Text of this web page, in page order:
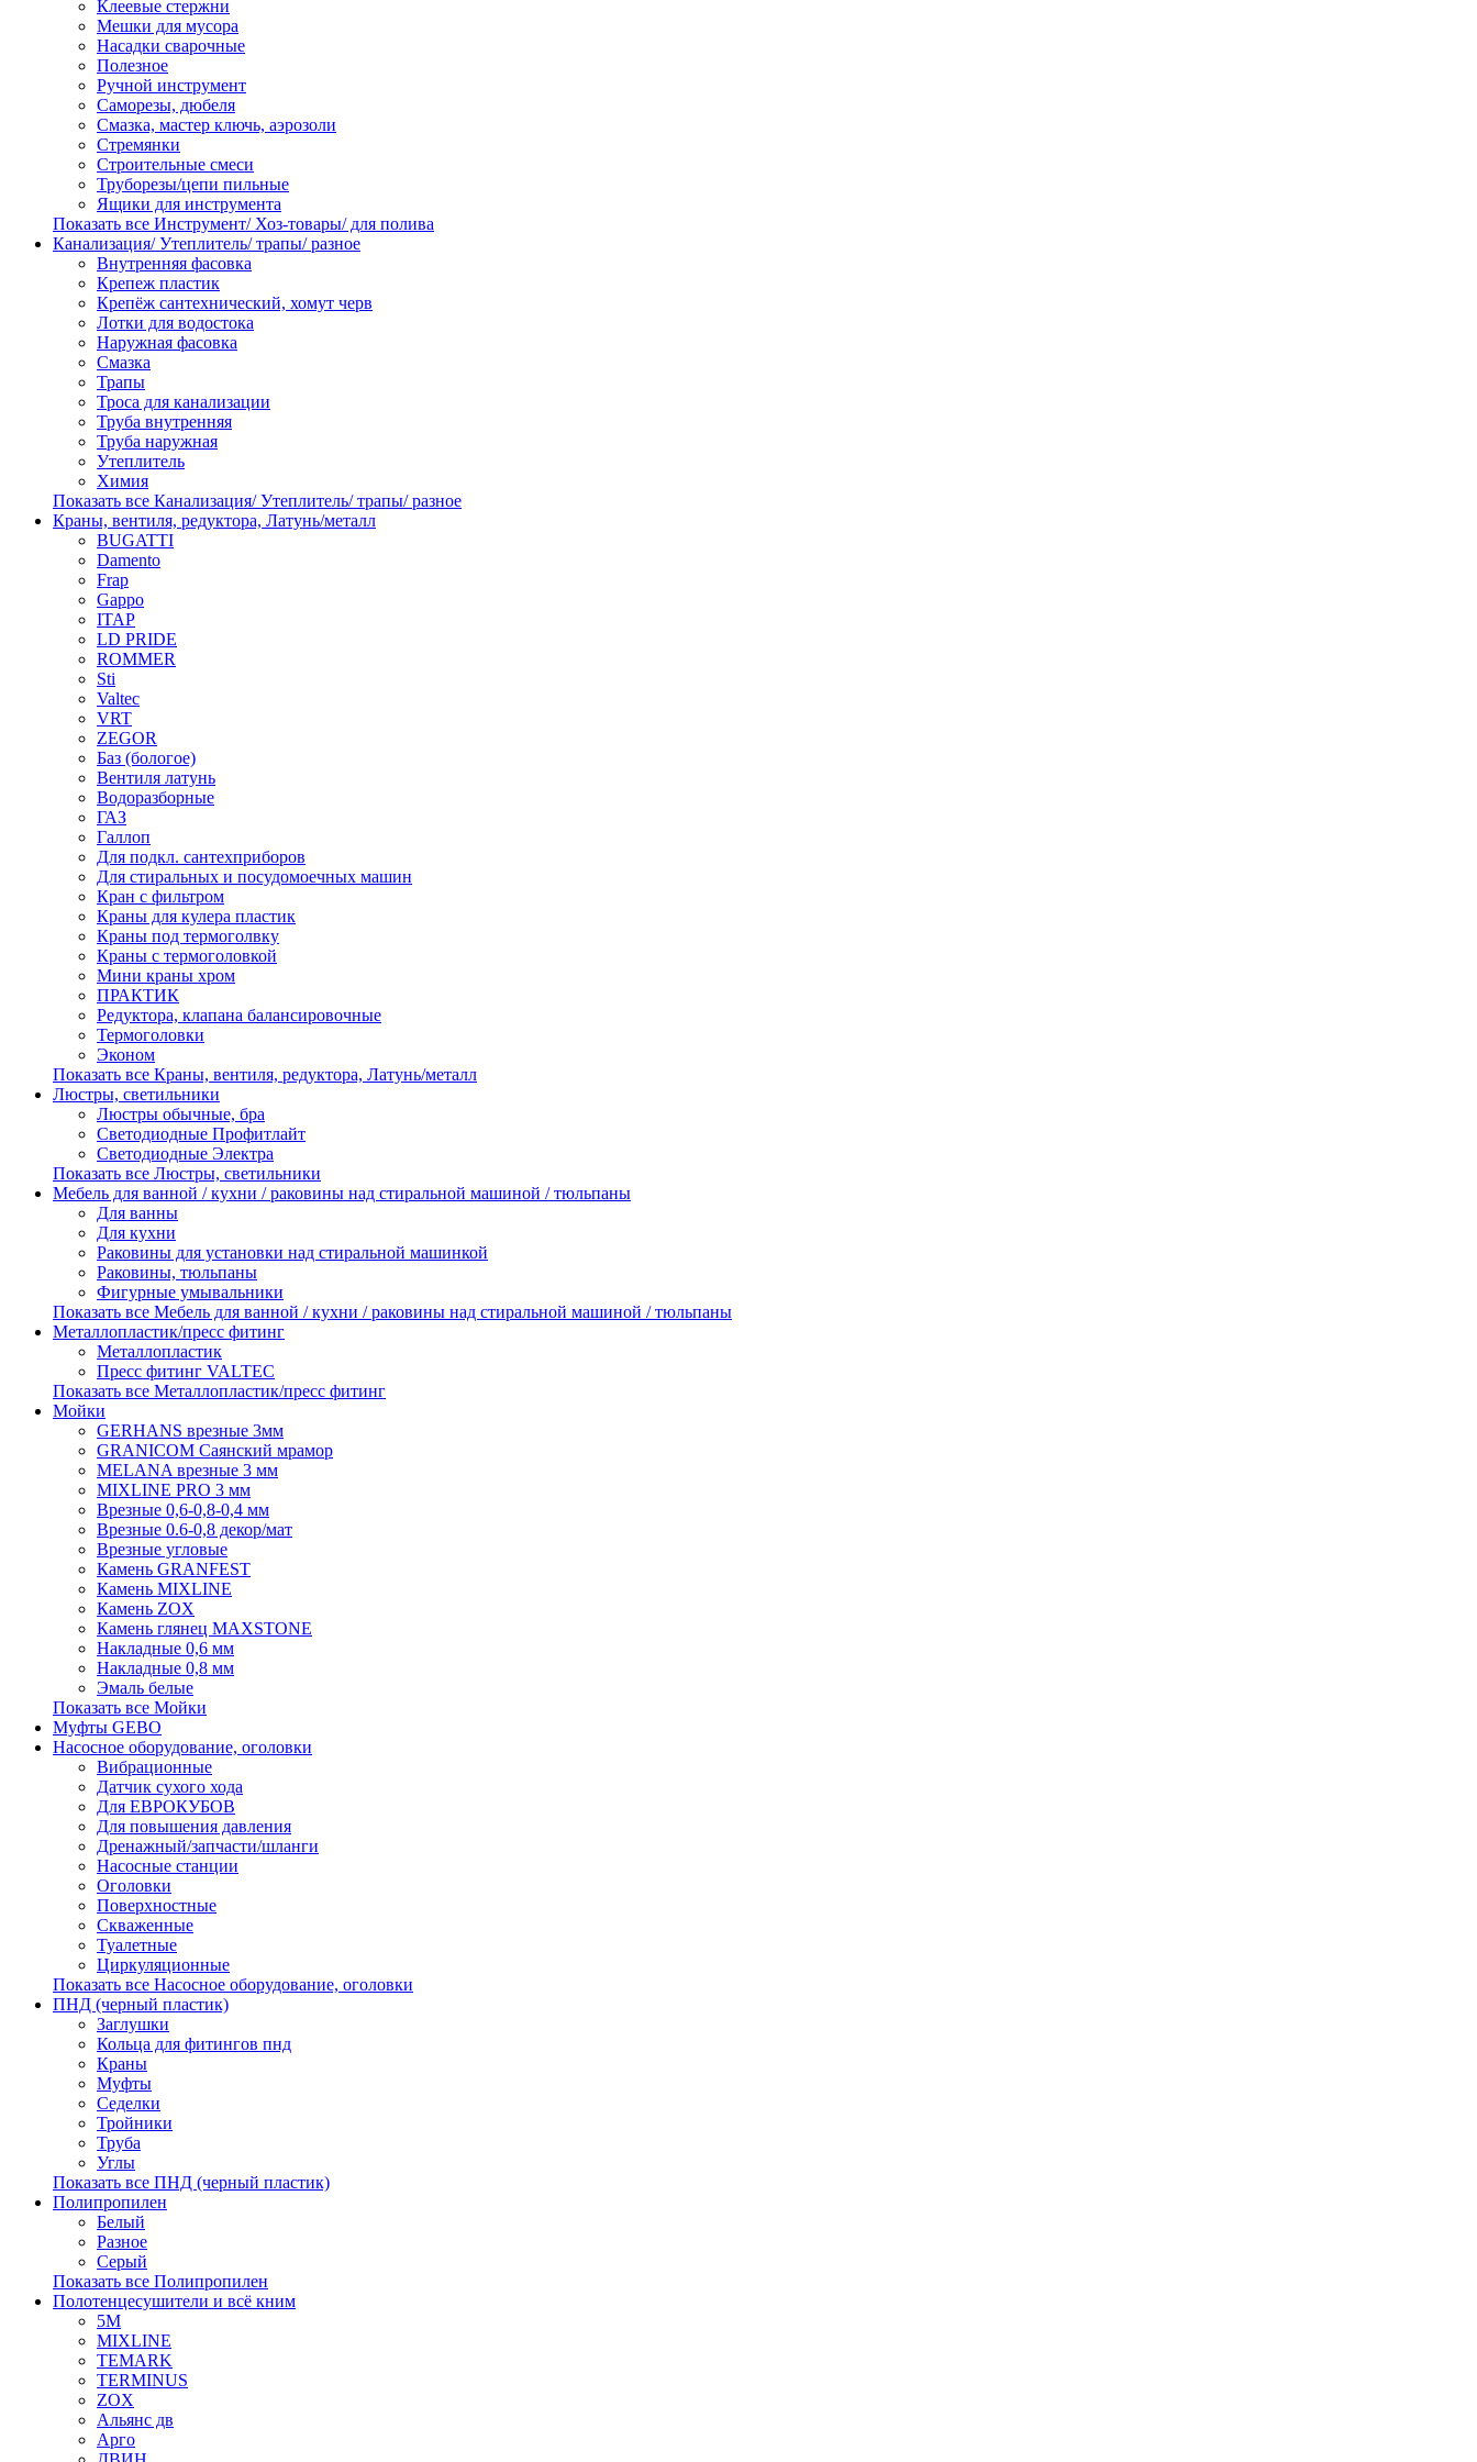
Клеевые стержни
Мешки для мусора
Насадки сварочные
Полезное
Ручной инструмент
Саморезы, дюбеля
Смазка, мастер ключь, аэрозоли
Стремянки
Строительные смеси
Труборезы/цепи пильные
Ящики для инструмента
Показать все Инструмент/ Хоз-товары/ для полива
Канализация/ Утеплитель/ трапы/ разное
Внутренняя фасовка
Крепеж пластик
Крепёж сантехнический, хомут черв
Лотки для водостока
Наружная фасовка
Смазка
Трапы
Троса для канализации
Труба внутренняя
Труба наружная
Утеплитель
Химия
Показать все Канализация/ Утеплитель/ трапы/ разное
Краны, вентиля, редуктора, Латунь/металл
BUGATTI
Damento
Frap
Gappo
ITAP
LD PRIDE
ROMMER
Sti
Valtec
VRT
ZEGOR
Баз (бологое)
Вентиля латунь
Водоразборные
ГАЗ
Галлоп
Для подкл. сантехприборов
Для стиральных и посудомоечных машин
Кран с фильтром
Краны для кулера пластик
Краны под термоголвку
Краны с термоголовкой
Мини краны хром
ПРАКТИК
Редуктора, клапана балансировочные
Термоголовки
Эконом
Показать все Краны, вентиля, редуктора, Латунь/металл
Люстры, светильники
Люстры обычные, бра
Светодиодные Профитлайт
Светодиодные Электра
Показать все Люстры, светильники
Мебель для ванной / кухни / раковины над стиральной машиной / тюльпаны
Для ванны
Для кухни
Раковины для установки над стиральной машинкой
Раковины, тюльпаны
Фигурные умывальники
Показать все Мебель для ванной / кухни / раковины над стиральной машиной / тюльпаны
Металлопластик/пресс фитинг
Металлопластик
Пресс фитинг VALTEС
Показать все Металлопластик/пресс фитинг
Мойки
GERHANS врезные 3мм
GRANICOM Саянский мрамор
MELANA врезные 3 мм
MIXLINE PRO 3 мм
Врезные 0,6-0,8-0,4 мм
Врезные 0.6-0,8 декор/мат
Врезные угловые
Камень GRANFEST
Камень MIXLINE
Камень ZOX
Камень глянец MAXSTONE
Накладные 0,6 мм
Накладные 0,8 мм
Эмаль белые
Показать все Мойки
Муфты GEBO
Насосное оборудование, оголовки
Вибрационные
Датчик сухого хода
Для ЕВРОКУБОВ
Для повышения давления
Дренажный/запчасти/шланги
Насосные станции
Оголовки
Поверхностные
Скваженные
Туалетные
Циркуляционные
Показать все Насосное оборудование, оголовки
ПНД (черный пластик)
Заглушки
Кольца для фитингов пнд
Краны
Муфты
Седелки
Тройники
Труба
Углы
Показать все ПНД (черный пластик)
Полипропилен
Белый
Разное
Серый
Показать все Полипропилен
Полотенцесушители и всё кним
5М
MIXLINE
TEMARK
TERMINUS
ZOX
Альянс дв
Арго